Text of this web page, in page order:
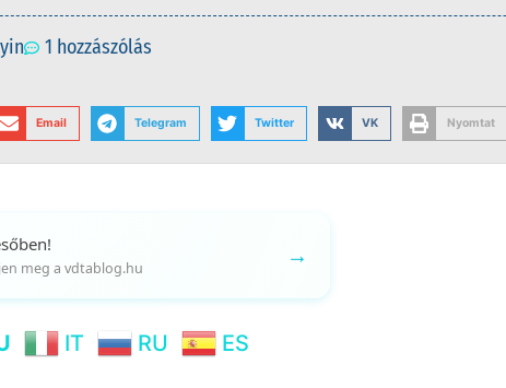
1 hozzászólás
Email Telegram Twitter VK Nyomtat
meg a vdtablog.hu →
IT RU ES